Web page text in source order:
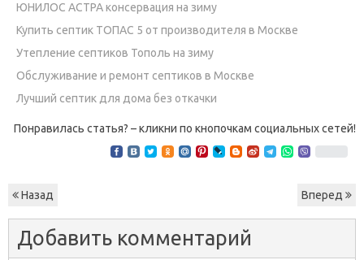
ЮНИЛОС АСТРА консервация на зиму
Купить септик ТОПАС 5 от производителя в Москве
Утепление септиков Тополь на зиму
Обслуживание и ремонт септиков в Москве
Лучший септик для дома без откачки
Понравилась статья? – кликни по кнопочкам социальных сетей!
Назад Вперед
Добавить комментарий